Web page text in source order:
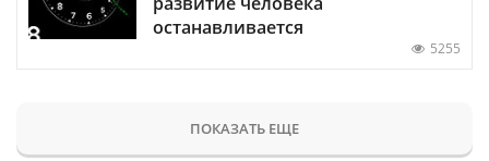
останавливается
5255
ПОКАЗАТЬ ЕЩЕ